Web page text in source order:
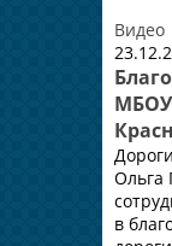
Видео
Ольга
в